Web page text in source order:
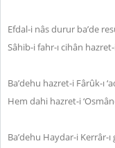
Efdal-i nâs durur ba’de
Sâhib-i fahr-ı cihân
Ba’dehu hazret-i Fârûk-ı
Hem dahi hazret-i
Ba’dehu Haydar-i Kerrâr-